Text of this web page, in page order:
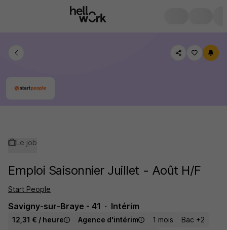
Le job
Emploi Saisonnier Juillet - Août H/F
Start People
Savigny-sur-Braye - 41 Intérim
12,31 € / heure Agence d'intérim 1 mois
Bac +2